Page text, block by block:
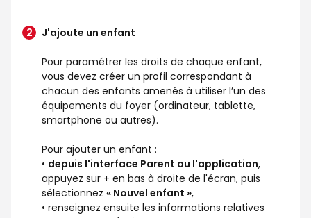
J'ajoute un enfant
Pour paramétrer les droits de chaque enfant,
vous devez créer un profil correspondant à
chacun des enfants amenés à utiliser l’un des
équipements du foyer (ordinateur, tablette,
smartphone ou autres).
Pour ajouter un enfant :
• depuis l'interface Parent ou l'application,
appuyez sur + en bas à droite de l'écran, puis
sélectionnez « Nouvel enfant »,
• renseignez ensuite les informations relatives